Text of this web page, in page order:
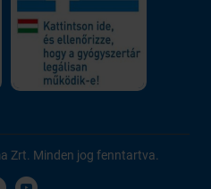
Zrt. Minden jog fenntartva.